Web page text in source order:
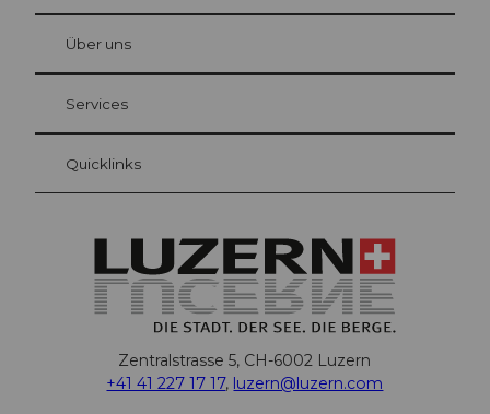
Gästekarte Luzern
Ihre Vorteile als Übernachtungsgast
at Bre
Über uns
Services
Quicklinks
Zentralstrasse 5, CH-6002 Luzern
+41 41 227 17 17, luzern@luzern.com